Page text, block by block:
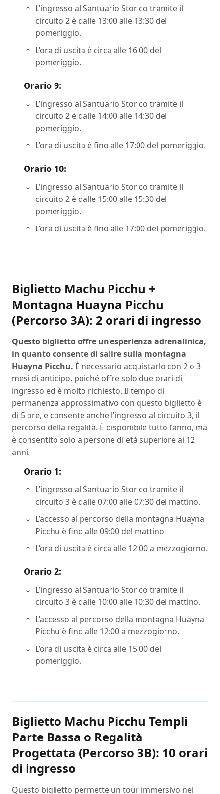
L’ingresso al Santuario Storico tramite il
circuito 2 è dalle 13:00 alle 13:30 del
pomeriggio.
L’ora di uscita è circa alle 16:00 del
pomeriggio.
Orario 9:
L’ingresso al Santuario Storico tramite il
circuito 2 è dalle 14:00 alle 14:30 del
pomeriggio.
L’ora di uscita è fino alle 17:00 del pomeriggio.
Orario 10:
L’ingresso al Santuario Storico tramite il
circuito 2 è dalle 15:00 alle 15:30 del
pomeriggio.
L’ora di uscita è fino alle 17:00 del pomeriggio.
Biglietto Machu Picchu +
Montagna Huayna Picchu
(Percorso 3A): 2 orari di ingresso
Questo biglietto offre un’esperienza adrenalinica,
in quanto consente di salire sulla montagna
Huayna Picchu. È necessario acquistarlo con 2 o 3
mesi di anticipo, poiché offre solo due orari di
ingresso ed è molto richiesto. Il tempo di
permanenza approssimativo con questo biglietto è
di 5 ore, e consente anche l’ingresso al circuito 3, il
percorso della regalità. È disponibile tutto l’anno, ma
è consentito solo a persone di età superiore ai 12
anni.
Orario 1:
L’ingresso al Santuario Storico tramite il
circuito 3 è dalle 07:00 alle 07:30 del mattino.
L’accesso al percorso della montagna Huayna
Picchu è fino alle 09:00 del mattino.
L’ora di uscita è circa alle 12:00 a mezzogiorno.
Orario 2:
L’ingresso al Santuario Storico tramite il
circuito 3 è dalle 10:00 alle 10:30 del mattino.
L’accesso al percorso della montagna Huayna
Picchu è fino alle 12:00 a mezzogiorno.
L’ora di uscita è circa alle 15:00 del
pomeriggio.
Biglietto Machu Picchu Templi
Parte Bassa o Regalità
Progettata (Percorso 3B): 10 orari
di ingresso
Questo biglietto permette un tour immersivo nel